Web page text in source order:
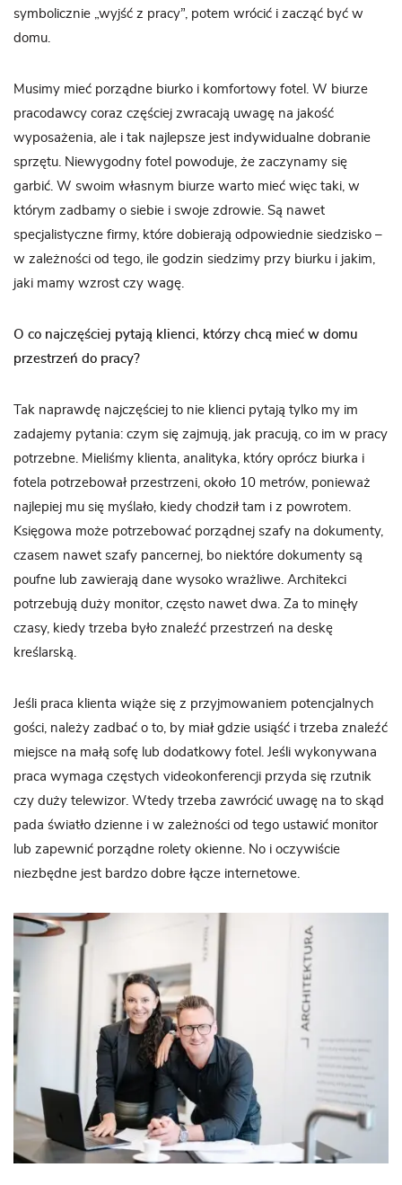
symbolicznie „wyjść z pracy”, potem wrócić i zacząć być w
domu.
Musimy mieć porządne biurko i komfortowy fotel. W biurze
pracodawcy coraz częściej zwracają uwagę na jakość
wyposażenia, ale i tak najlepsze jest indywidualne dobranie
sprzętu. Niewygodny fotel powoduje, że zaczynamy się
garbić. W swoim własnym biurze warto mieć więc taki, w
którym zadbamy o siebie i swoje zdrowie. Są nawet
specjalistyczne firmy, które dobierają odpowiednie siedzisko –
w zależności od tego, ile godzin siedzimy przy biurku i jakim,
jaki mamy wzrost czy wagę.
O co najczęściej pytają klienci, którzy chcą mieć w domu
przestrzeń do pracy?
Tak naprawdę najczęściej to nie klienci pytają tylko my im
zadajemy pytania: czym się zajmują, jak pracują, co im w pracy
potrzebne. Mieliśmy klienta, analityka, który oprócz biurka i
fotela potrzebował przestrzeni, około 10 metrów, ponieważ
najlepiej mu się myślało, kiedy chodził tam i z powrotem.
Księgowa może potrzebować porządnej szafy na dokumenty,
czasem nawet szafy pancernej, bo niektóre dokumenty są
poufne lub zawierają dane wysoko wrażliwe. Architekci
potrzebują duży monitor, często nawet dwa. Za to minęły
czasy, kiedy trzeba było znaleźć przestrzeń na deskę
kreślarską.
Jeśli praca klienta wiąże się z przyjmowaniem potencjalnych
gości, należy zadbać o to, by miał gdzie usiąść i trzeba znaleźć
miejsce na małą sofę lub dodatkowy fotel. Jeśli wykonywana
praca wymaga częstych videokonferencji przyda się rzutnik
czy duży telewizor. Wtedy trzeba zawrócić uwagę na to skąd
pada światło dzienne i w zależności od tego ustawić monitor
lub zapewnić porządne rolety okienne. No i oczywiście
niezbędne jest bardzo dobre łącze internetowe.